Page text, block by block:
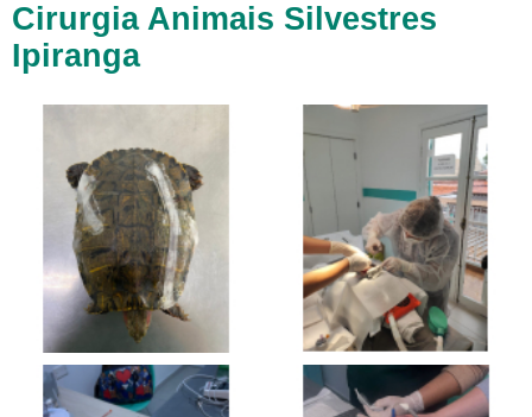
Cirurgia Animais Silvestres
Ipiranga